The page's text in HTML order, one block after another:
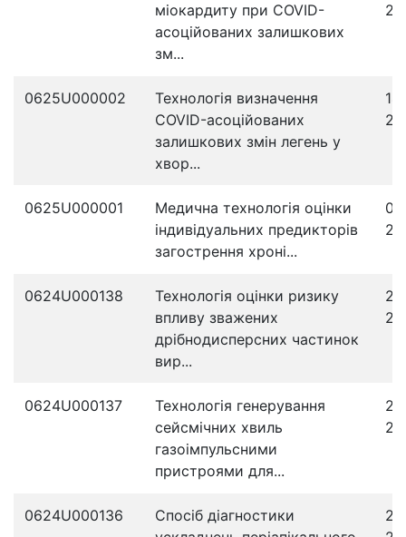
міокардиту при COVID-
асоційованих залишкових
зм...
0625U000002
Технологія визначення
COVID-асоційованих
залишкових змін легень у
хвор...
0625U000001
Медична технологія оцінки
індивідуальних предикторів
загострення хроні...
0624U000138
Технологія оцінки ризику
впливу зважених
дрібнодисперсних частинок
вир...
0624U000137
Технологія генерування
сейсмічних хвиль
газоімпульсними
пристроями для...
0624U000136
Спосіб діагностики